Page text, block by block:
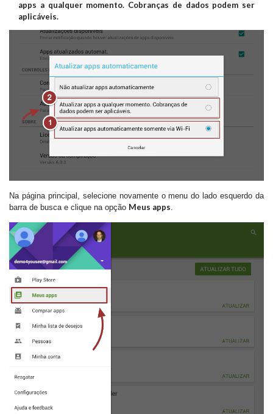
apps a qualquer momento. Cobranças de dados podem ser
aplicáveis.
Na página principal, selecione novamente o menu do lado esquerdo da
barra de busca e clique na opção Meus apps.